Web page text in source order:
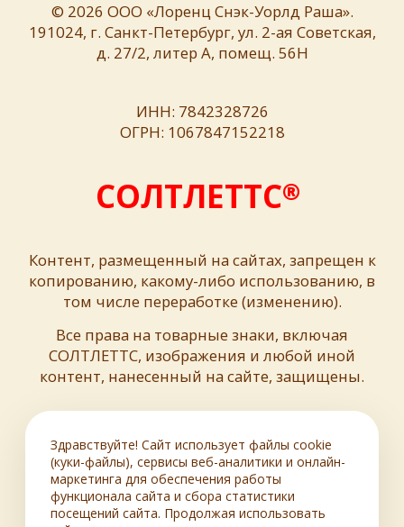
© 2026 ООО «Лоренц Снэк-Уорлд Раша».
191024, г. Санкт-Петербург, ул. 2-ая Советская,
д. 27/2, литер А, помещ. 56H
ИНН: 7842328726
ОГРН: 1067847152218
СОЛТЛЕТТС®
Контент, размещенный на сайтах, запрещен к
копированию, какому-либо использованию, в
том числе переработке (изменению).
Все права на товарные знаки, включая
СОЛТЛЕТТС, изображения и любой иной
контент, нанесенный на сайте, защищены.
Здравствуйте! Сайт использует файлы cookie
(куки-файлы), сервисы веб-аналитики и онлайн-
маркетинга для обеспечения работы
функционала сайта и сбора статистики
посещений сайта. Продолжая использовать